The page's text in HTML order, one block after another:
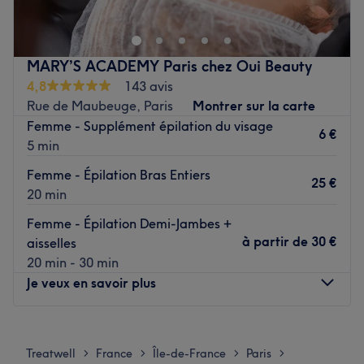
qu'à vous grâce à des soins sur mesure effectués avec
professionnalisme. Que ce soit pour une pause bien-être
rapide ou une journée de cocooning, le salon met l'accent
sur les soins et garantit une expérience mémorable.
Transport public le plus proche
Le salon est situé à quatre minutes à pied de la station
de métro Le Peletier.
L’équipe
Nos coups de cœur :
L’atmosphère : une ambiance conviviale dans un institut
moderne où vous vous sentirez détendu.
Voir le salon
MARY’S ACADEMY Paris chez Oui Beauty
4,8
143 avis
Rue de Maubeuge, Paris
Montrer sur la carte
Femme - Supplément épilation du visage
5 min
6 €
Femme - Épilation Bras Entiers
20 min
25 €
Femme - Épilation Demi-Jambes +
aisselles
20 min - 30 min
à partir de 30 €
Je veux en savoir plus
Mardi
Fermé
Treatwell > France > Île-de-France > Paris >